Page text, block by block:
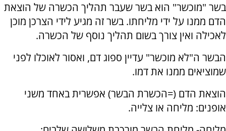
בשר "מוכשר" הוא בשר שעבר תהליך הכשרה של הוצאת
הדם ממנו על ידי מליחתו. בשר זה מגיע לידי הצרכן מוכן
לאכילה ואין צורך בשום תהליך נוסף של הכשרה.
הבשר ה"לא מוכשר" עדיין ספוג דם, ואסור לאוכלו לפני
שמוציאים ממנו את דמו.
הוצאת הדם (=הכשרת הבשר) אפשרית באחד משני
אופנים: מליחה או צלייה.